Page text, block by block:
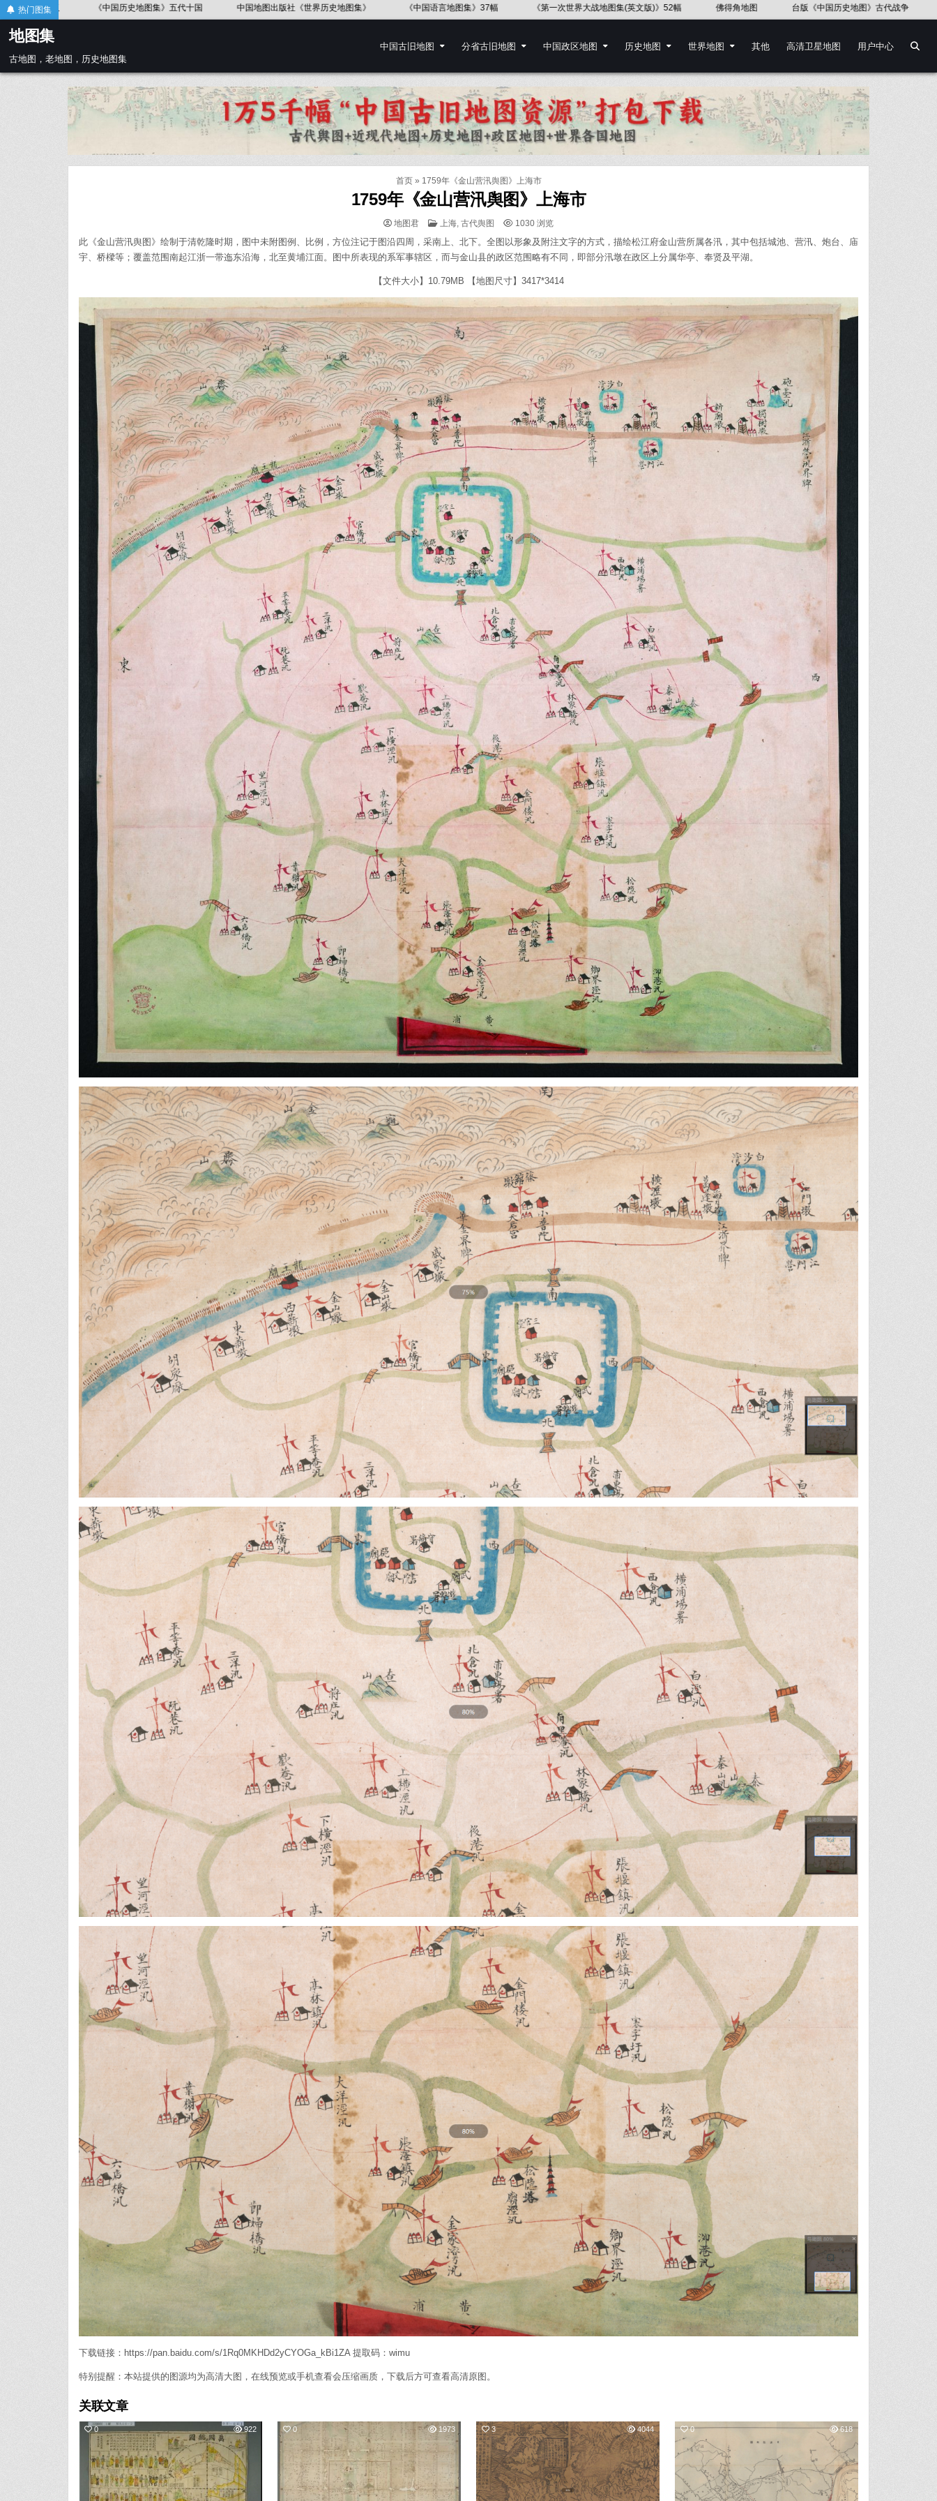
Skip
to
content
热门图集
史地图集》 《中国语言地图集》37幅 《第一次世界大战地图集(英文版)》52幅 佛得角地图 台版《中国历史地图》古代战争 《第二次世界大战地图集》PDF原文 《中国历史地图集》西晋
地图集
古地图，老地图，历史地图集
中国古旧地图 分省古旧地图 中国政区地图 历史地图 世界地图 其他 高清卫星地图 用户中心
首页» 1759年《金山营汛舆图》上海市
1759年《金山营汛舆图》上海市
地图君
POSTED
上海, 古代舆图 1030 浏览
此《金山营汛舆图》绘制于清乾隆时期，图中未附图例、比例，方位注记于图沿四周，采南上、北下。全图以形象及附注文字的方式，描绘松江府金山营所属各汛，其中包括城池、营汛、炮台、庙
宇、桥樑等；覆盖范围南起江浙一带迤东沿海，北至黄埔江面。图中所表现的系军事辖区，而与金山县的政区范围略有不同，即部分汛墩在政区上分属华亭、奉贤及平湖。
【文件大小】10.79MB 【地图尺寸】3417*3414
下载链接：https://pan.baidu.com/s/1Rq0MKHDd2yCYOGa_kBi1ZA 提取码：wimu
特别提醒：本站提供的图源均为高清大图，在线预览或手机查看会压缩画质，下载后方可查看高清原图。
关联文章
0 922 0 1973 3 4044 0 618